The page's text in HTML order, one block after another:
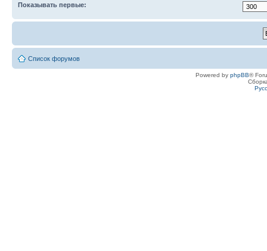
Показывать первые:
Список форумов
Powered by phpBB®